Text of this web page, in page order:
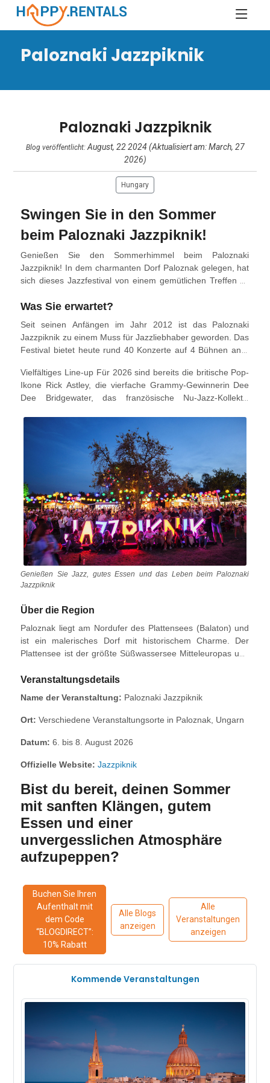
Paloznaki Jazzpiknik
Paloznaki Jazzpiknik
Blog veröffentlicht:August, 22 2024 (Aktualisiert am: March, 27
2026)
Hungary
Swingen Sie in den Sommer
beim Paloznaki Jazzpiknik!
Genießen Sie den Sommerhimmel beim Paloznaki
Jazzpiknik! In dem charmanten Dorf Paloznak gelegen, hat
sich dieses Jazzfestival von einem gemütlichen Treffen zu
Mit Konzerten ungarischer und internationaler Künstler auf
entspannen und nachts unter den Sternen tanzen. Das
Event setzt auf hochwertige Gastronomie, lokale Produkte
Was Sie erwartet?
Seit seinen Anfängen im Jahr 2012 ist das Paloznaki
Jazzpiknik zu einem Muss für Jazzliebhaber geworden. Das
Festival bietet heute rund 40 Konzerte auf 4 Bühnen an 3
Vielfältiges Line-up Für 2026 sind bereits die britische Pop-
Ikone Rick Astley, die vierfache Grammy-Gewinnerin Dee
Dee Bridgewater, das französische Nu-Jazz-Kollektiv
Genießen Sie Jazz, gutes Essen und das Leben beim Paloznaki
Jazzpiknik
Über die Region
Paloznak liegt am Nordufer des Plattensees (Balaton) und
ist ein malerisches Dorf mit historischem Charme. Der
Plattensee ist der größte Süßwassersee Mitteleuropas und
seine reiche kulinarische Tradition.
Veranstaltungsdetails
Name der Veranstaltung: Paloznaki Jazzpiknik
Ort:Verschiedene Veranstaltungsorte in Paloznak, Ungarn
Datum: 6. bis 8. August 2026
Offizielle Website:Jazzpiknik
Bist du bereit, deinen Sommer
mit sanften Klängen, gutem
Essen und einer
unvergesslichen Atmosphäre
aufzupeppen?
Buchen Sie Ihren
Aufenthalt mit
dem Code
“BLOGDIRECT”:
10% Rabatt
Alle Blogs
anzeigen
Alle
Veranstaltungen
anzeigen
Kommende Veranstaltungen